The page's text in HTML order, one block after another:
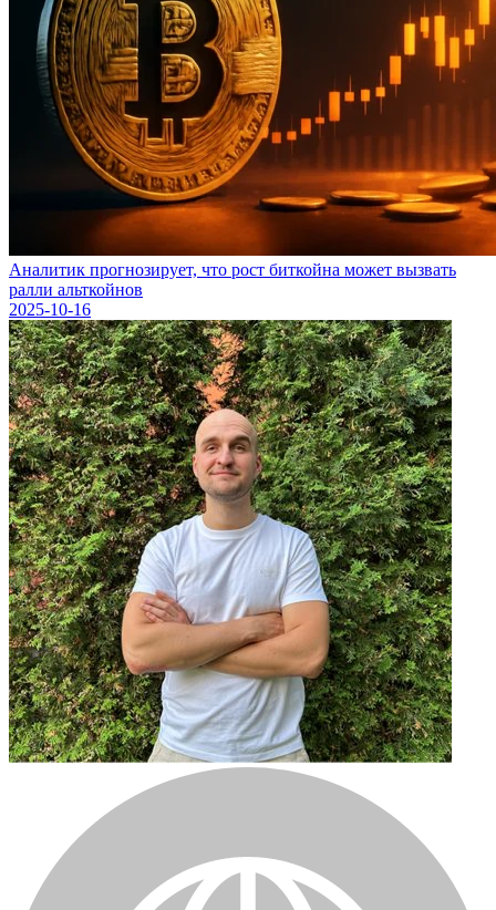
Аналитик прогнозирует, что рост биткойна может вызвать
ралли альткойнов
2025-10-16